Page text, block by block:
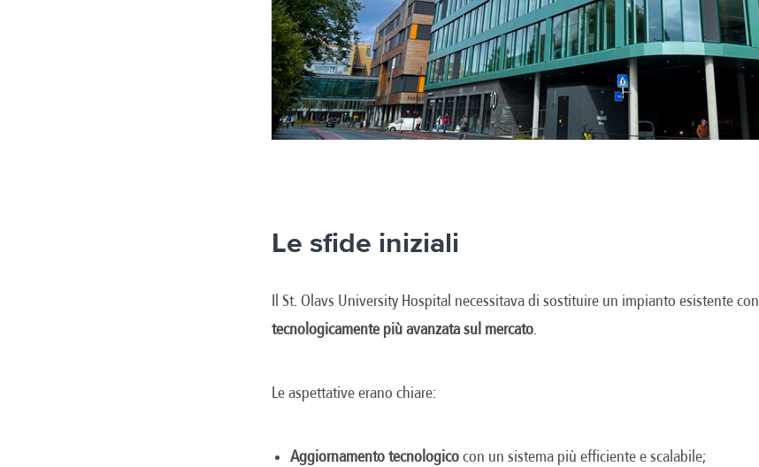
Le sfide iniziali
Il St. Olavs University Hospital necessitava di sostituire un impianto esistente con
tecnologicamente più avanzata sul mercato.
Le aspettative erano chiare:
Aggiornamento tecnologicocon un sistema più efficiente e scalabile;